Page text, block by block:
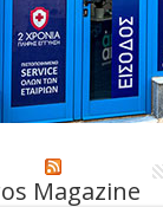
Magazine